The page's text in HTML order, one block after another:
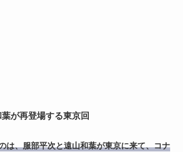
が再登場する東京回
は、服部平次と遠山和葉が東京に来て、コナ